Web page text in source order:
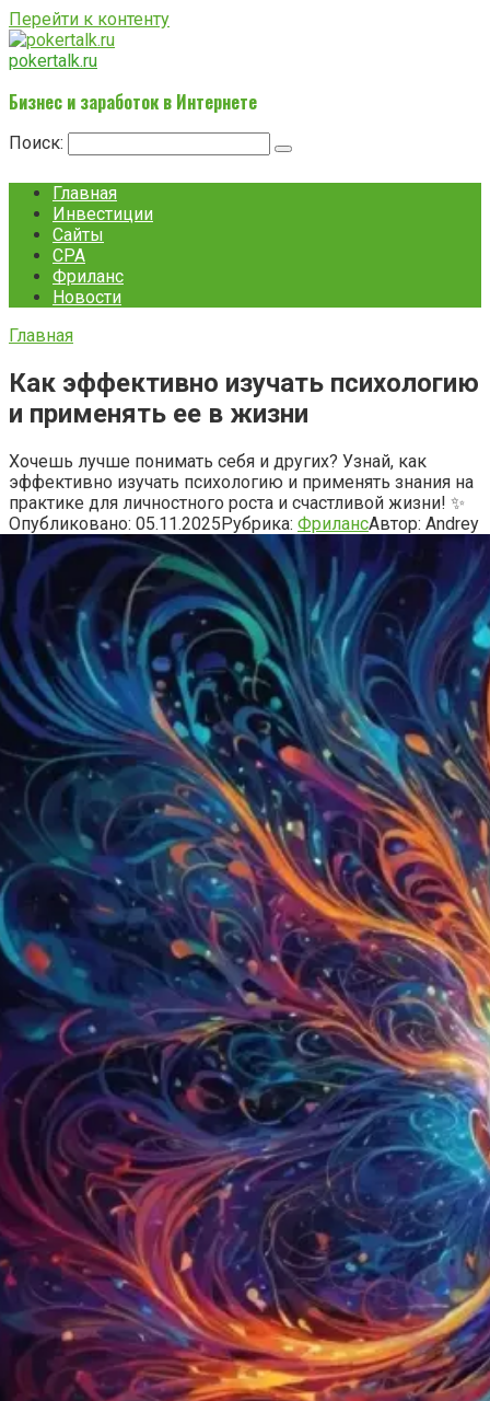
Перейти к контенту
pokertalk.ru
Бизнес и заработок в Интернете
Поиск:
Главная
Инвестиции
Сайты
CPA
Фриланс
Новости
Главная
Как эффективно изучать психологию
и применять ее в жизни
Хочешь лучше понимать себя и других? Узнай, как
эффективно изучать психологию и применять знания на
практике для личностного роста и счастливой жизни! ✨
Опубликовано: 05.11.2025Рубрика: ФрилансАвтор: Andrey